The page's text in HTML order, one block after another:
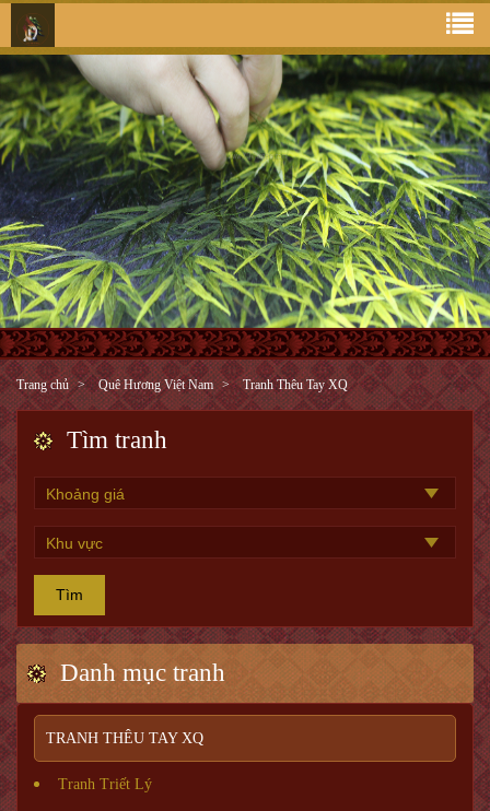
Trang chủ Quê Hương Việt Nam Tranh Thêu Tay XQ
Tìm tranh
Tìm
Danh mục tranh
TRANH THÊU TAY XQ
Tranh Triết Lý